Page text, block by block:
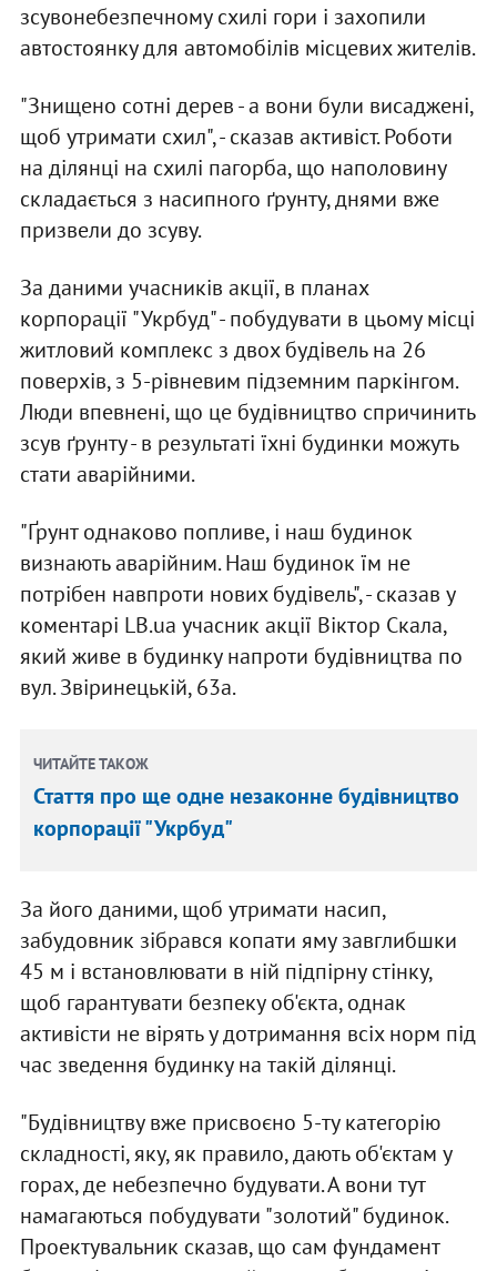
зсувонебезпечному схилі гори і захопили
автостоянку для автомобілів місцевих жителів.
"Знищено сотні дерев - а вони були висаджені,
щоб утримати схил", - сказав активіст. Роботи
на ділянці на схилі пагорба, що наполовину
складається з насипного ґрунту, днями вже
призвели до зсуву.
За даними учасників акції, в планах
корпорації "Укрбуд" - побудувати в цьому місці
житловий комплекс з двох будівель на 26
поверхів, з 5-рівневим підземним паркінгом.
Люди впевнені, що це будівництво спричинить
зсув ґрунту - в результаті їхні будинки можуть
стати аварійними.
"Ґрунт однаково попливе, і наш будинок
визнають аварійним. Наш будинок їм не
потрібен навпроти нових будівель", - сказав у
коментарі LB.ua учасник акції Віктор Скала,
який живе в будинку напроти будівництва по
вул. Звіринецькій, 63а.
ЧИТАЙТЕ ТАКОЖ
Стаття про ще одне незаконне будівництво
корпорації "Укрбуд"
За його даними, щоб утримати насип,
забудовник зібрався копати яму завглибшки
45 м і встановлювати в ній підпірну стінку,
щоб гарантувати безпеку об'єкта, однак
активісти не вірять у дотримання всіх норм під
час зведення будинку на такій ділянці.
"Будівництву вже присвоєно 5-ту категорію
складності, яку, як правило, дають об'єктам у
горах, де небезпечно будувати. А вони тут
намагаються побудувати "золотий" будинок.
Проектувальник сказав, що сам фундамент